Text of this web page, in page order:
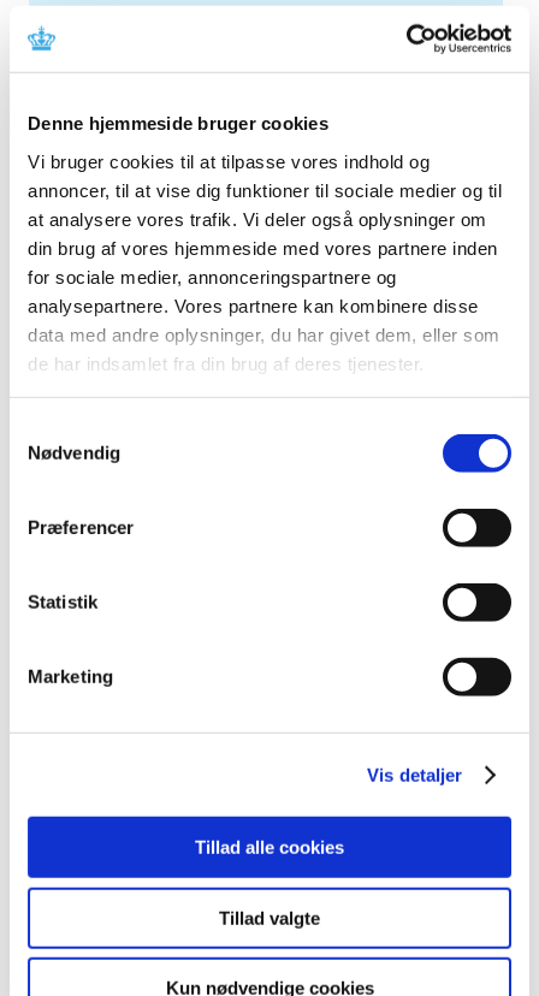
Denne hjemmeside bruger cookies
Vi bruger cookies til at tilpasse vores indhold og
annoncer, til at vise dig funktioner til sociale medier og til
at analysere vores trafik. Vi deler også oplysninger om
din brug af vores hjemmeside med vores partnere inden
for sociale medier, annonceringspartnere og
analysepartnere. Vores partnere kan kombinere disse
data med andre oplysninger, du har givet dem, eller som
de har indsamlet fra din brug af deres tjenester.
Nødvendig
Præferencer
Statistik
Marketing
Vis detaljer
Tillad alle cookies
Tillad valgte
Kun nødvendige cookies
2015 (33)
2013 (49)
2012 (44)
2011 (13)
2010 (7)
november (1)
juni (1)
maj (1)
2008 (8)
2006 (9)
Meddelelser om forsyning af medicin til mennesker og dyr
Sikkerhedsmeddelelser om medicinsk udstyr
Høringer på Høringsportalen
Se Lægemiddelstyrelsens høringer på